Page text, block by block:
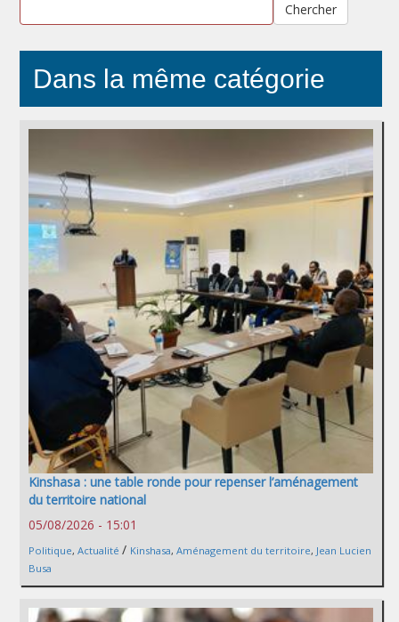
Chercher
Dans la même catégorie
Kinshasa : une table ronde pour repenser l’aménagement
du territoire national
05/08/2026 - 15:01
Politique, Actualité / Kinshasa, Aménagement du territoire, Jean Lucien
Busa